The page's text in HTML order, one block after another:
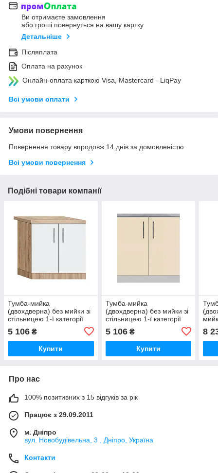
Ви отримаєте замовлення
або гроші повернуться на вашу картку
Детальніше
Післяплата
Оплата на рахунок
Онлайн-оплата карткою Visa, Mastercard - LiqPay
Всі умови оплати
Умови повернення
Повернення товару впродовж 14 днів за домовленістю
Всі умови повернення
Подібні товари компанії
Тумба-мийка
(двохдверна) без мийки зі
стільницею 1-ї категорії
ширина 800 МАКСІ-
МЕбель
5 106 ₴
Купити
Тумба-мийка
(двохдверна) без мийки зі
стільницею 1-ї категорії
ширина 800 МАКСІ-
МЕбель
5 106₴
Купити
500
8
Про нас
100% позитивних з 15 відгуків за рік
Працює з 29.09.2011
м. Дніпро
вул. Новобудівельна, 3 , Дніпро, Україна
Контакти